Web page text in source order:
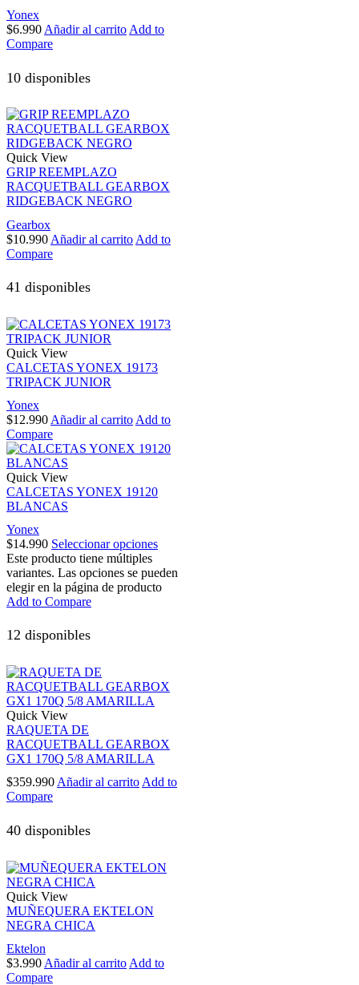
Yonex
$6.990 Añadir al carrito Add to
Compare
10 disponibles
Quick View
GRIP REEMPLAZO
RACQUETBALL GEARBOX
RIDGEBACK NEGRO
Gearbox
$10.990 Añadir al carrito Add to
Compare
41 disponibles
Quick View
CALCETAS YONEX 19173
TRIPACK JUNIOR
Yonex
$12.990 Añadir al carrito Add to
Compare
Quick View
CALCETAS YONEX 19120
BLANCAS
Yonex
$14.990 Seleccionar opciones
Este producto tiene múltiples
variantes. Las opciones se pueden
elegir en la página de producto
Add to Compare
12 disponibles
Quick View
RAQUETA DE
RACQUETBALL GEARBOX
GX1 170Q 5/8 AMARILLA
$359.990 Añadir al carrito Add to
Compare
40 disponibles
Quick View
MUÑEQUERA EKTELON
NEGRA CHICA
Ektelon
$3.990 Añadir al carrito Add to
Compare